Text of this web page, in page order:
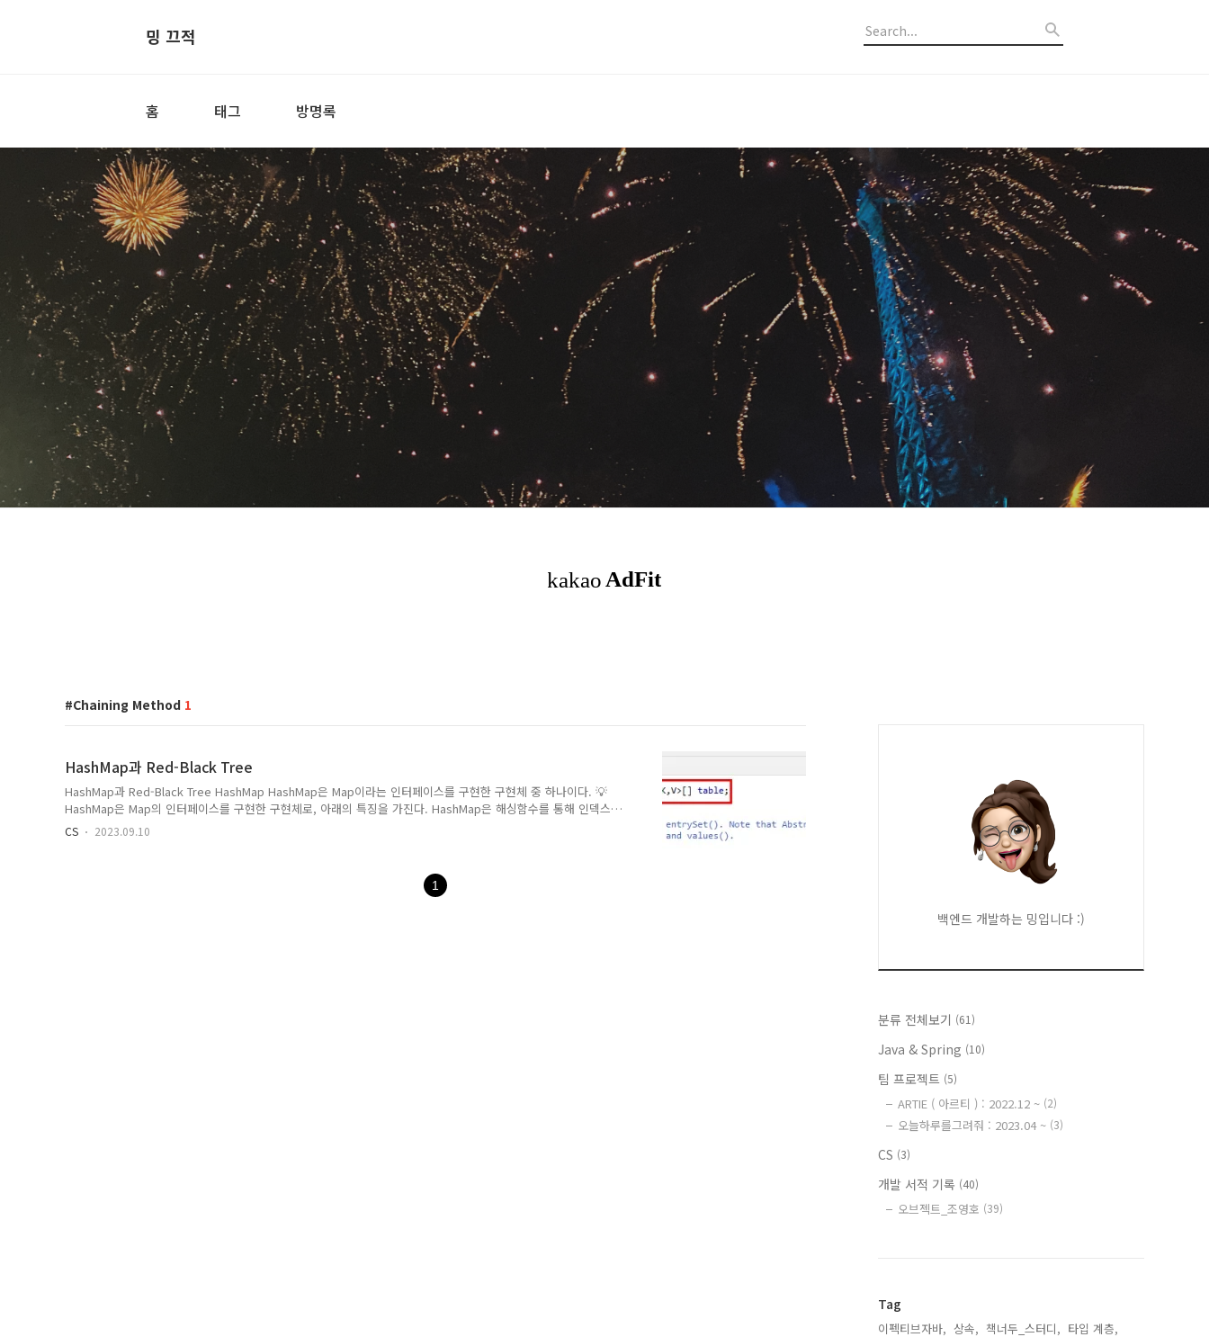
밍 끄적
홈 태그 방명록
Chaining Method 1
HashMap과 Red-Black Tree
HashMap과 Red-Black Tree HashMap HashMap은 Map이라는 인터페이스를 구현한 구현체 중 하나이다. 💡
HashMap은 Map의 인터페이스를 구현한 구현체로, 아래의 특징을 가진다. HashMap은 해싱함수를 통해 인덱스
를 산출한다. HashMap은 인덱스를 통한 접근으로 시간 복잡도 O(1)의 빠른 성능을 자랑한다. key는 무한하지만
Tree 방식으로 객체들을 저장한다. 시간 복잡도는 Linked List가 O(n), Red-Black Tree..
CS 2023.09.10
1
백엔드 개발하는 밍입니다 :)
분류 전체보기 (61)
Java & Spring (10)
팀 프로젝트 (5)
ARTIE ( 아르티 ) : 2022.12 ~ (2)
오늘하루를그려줘 : 2023.04 ~ (3)
CS (3)
개발 서적 기록 (40)
오브젝트_조영호 (39)
Tag
이펙티브자바, 상속, 책너두_스터디, 타입 계층,